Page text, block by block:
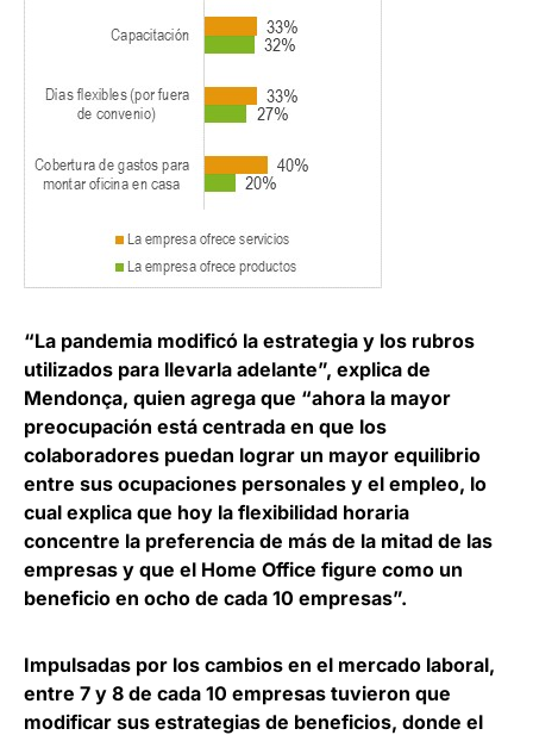
“La pandemia modificó la estrategia y los rubros
utilizados para llevarla adelante”, explica de
Mendonça, quien agrega que “ahora la mayor
preocupación está centrada en que los
colaboradores puedan lograr un mayor equilibrio
entre sus ocupaciones personales y el empleo, lo
cual explica que hoy la flexibilidad horaria
concentre la preferencia de más de la mitad de las
empresas y que el Home Office figure como un
beneficio en ocho de cada 10 empresas”.
Impulsadas por los cambios en el mercado laboral,
entre 7 y 8 de cada 10 empresas tuvieron que
modificar sus estrategias de beneficios, donde el